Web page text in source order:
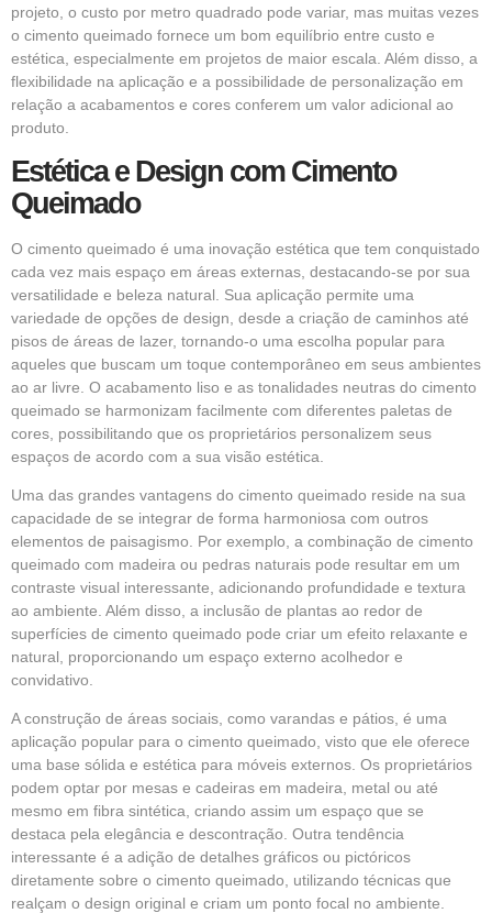
projeto, o custo por metro quadrado pode variar, mas muitas vezes
o cimento queimado fornece um bom equilíbrio entre custo e
estética, especialmente em projetos de maior escala. Além disso, a
flexibilidade na aplicação e a possibilidade de personalização em
relação a acabamentos e cores conferem um valor adicional ao
produto.
Estética e Design com Cimento
Queimado
O cimento queimado é uma inovação estética que tem conquistado
cada vez mais espaço em áreas externas, destacando-se por sua
versatilidade e beleza natural. Sua aplicação permite uma
variedade de opções de design, desde a criação de caminhos até
pisos de áreas de lazer, tornando-o uma escolha popular para
aqueles que buscam um toque contemporâneo em seus ambientes
ao ar livre. O acabamento liso e as tonalidades neutras do cimento
queimado se harmonizam facilmente com diferentes paletas de
cores, possibilitando que os proprietários personalizem seus
espaços de acordo com a sua visão estética.
Uma das grandes vantagens do cimento queimado reside na sua
capacidade de se integrar de forma harmoniosa com outros
elementos de paisagismo. Por exemplo, a combinação de cimento
queimado com madeira ou pedras naturais pode resultar em um
contraste visual interessante, adicionando profundidade e textura
ao ambiente. Além disso, a inclusão de plantas ao redor de
superfícies de cimento queimado pode criar um efeito relaxante e
natural, proporcionando um espaço externo acolhedor e
convidativo.
A construção de áreas sociais, como varandas e pátios, é uma
aplicação popular para o cimento queimado, visto que ele oferece
uma base sólida e estética para móveis externos. Os proprietários
podem optar por mesas e cadeiras em madeira, metal ou até
mesmo em fibra sintética, criando assim um espaço que se
destaca pela elegância e descontração. Outra tendência
interessante é a adição de detalhes gráficos ou pictóricos
diretamente sobre o cimento queimado, utilizando técnicas que
realçam o design original e criam um ponto focal no ambiente.